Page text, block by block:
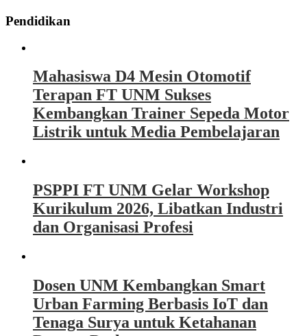
Pendidikan
Mahasiswa D4 Mesin Otomotif
Terapan FT UNM Sukses
Kembangkan Trainer Sepeda Motor
Listrik untuk Media Pembelajaran
PSPPI FT UNM Gelar Workshop
Kurikulum 2026, Libatkan Industri
dan Organisasi Profesi
Dosen UNM Kembangkan Smart
Urban Farming Berbasis IoT dan
Tenaga Surya untuk Ketahanan